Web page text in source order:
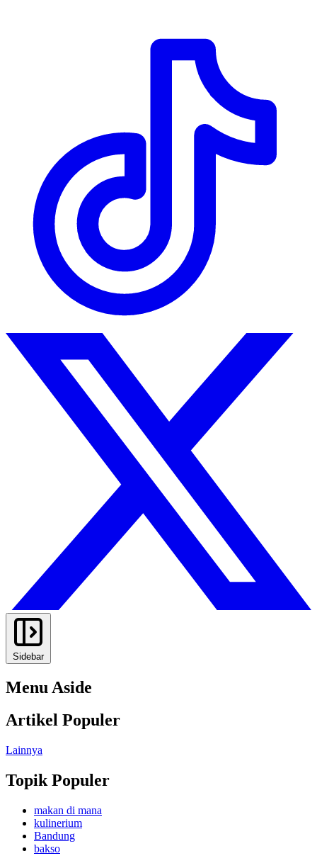
Sidebar
Menu Aside
Artikel Populer
Lainnya
Topik Populer
makan di mana
kulinerium
Bandung
bakso